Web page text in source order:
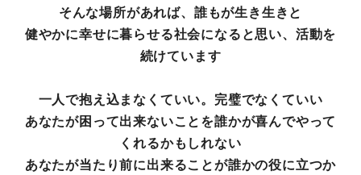
そんな場所があれば、誰もが生き生きと
健やかに幸せに暮らせる社会になると思い、活動を
続けています
一人で抱え込まなくていい。 完璧でなくていい
あなたが困って出来ないことを誰かが喜んでやって
くれるかもしれない
あなたが当たり前に出来ることが誰かの役に立つか